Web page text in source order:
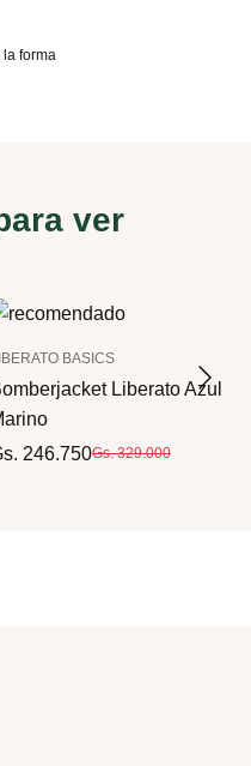
forma
ver
BASICS
Liberato Azul
246.750Gs. 329.000